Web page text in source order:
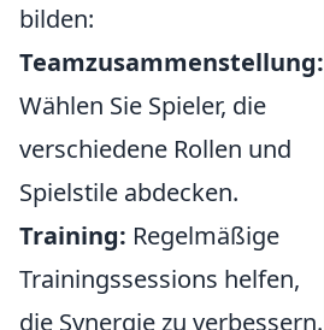
bilden:
Teamzusammenstellung:
Wählen Sie Spieler, die
verschiedene Rollen und
Spielstile abdecken.
Training: Regelmäßige
Trainingssessions helfen,
die Synergie zu verbessern.